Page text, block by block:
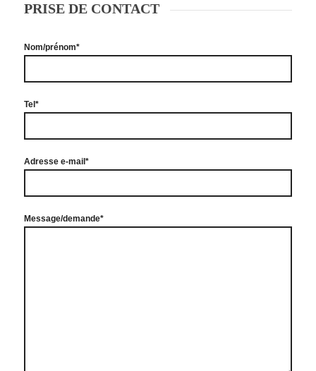
PRISE DE CONTACT
Nom/prénom*
Tel*
Adresse e-mail*
Message/demande*